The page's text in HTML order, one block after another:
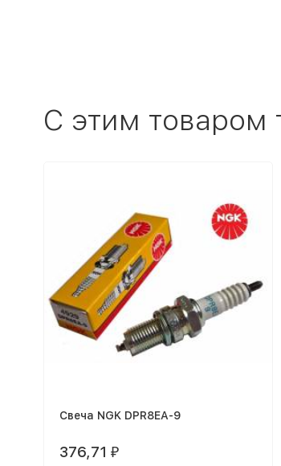
C этим товаром
Свеча NGK DPR8EA-9
376,71 ₽